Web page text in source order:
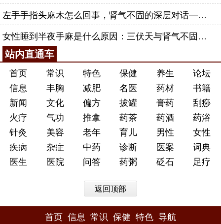
左手手指头麻木怎么回事，肾气不固的深层对话——肾合jjn
女性睡到半夜手麻是什么原因：三伏天与肾气不固的深层对话
站内直通车
首页 常识 特色 保健 养生
论坛
信息
丰胸 减肥 名医 药材
书籍
新闻
文化 偏方 拔罐 膏药
刮痧
火疗
气功 推拿 药茶 药酒
药浴
针灸
美容 老年 育儿 男性
女性
疾病
杂症 中药 诊断 医案
词典
医生
医院 问答 药粥 砭石 足疗
返回顶部
首页 信息 常识 保健 特色 导航